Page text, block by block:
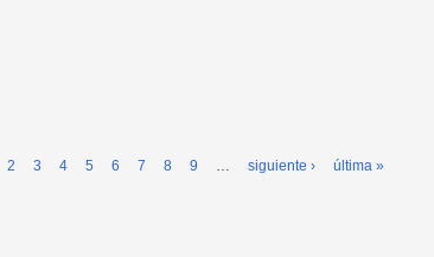
2 3 4 5 6 7 8 9 … siguiente › última »